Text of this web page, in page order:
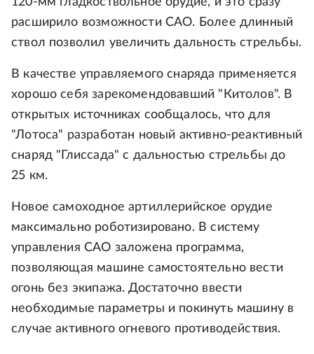
расширило возможности САО. Более длинный
ствол позволил увеличить дальность стрельбы.
В качестве управляемого снаряда применяется
хорошо себя зарекомендовавший "Китолов". В
открытых источниках сообщалось, что для
"Лотоса" разработан новый активно-реактивный
снаряд "Глиссада" с дальностью стрельбы до
25 км.
Новое самоходное артиллерийское орудие
максимально роботизировано. В систему
управления САО заложена программа,
позволяющая машине самостоятельно вести
огонь без экипажа. Достаточно ввести
необходимые параметры и покинуть машину в
случае активного огневого противодействия.